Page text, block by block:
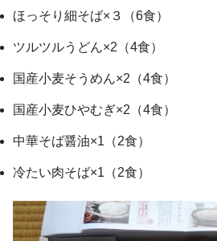
ほっそり細そば×３（6食）
ツルツルうどん×2（4食）
国産小麦そうめん×2（4食）
国産小麦ひやむぎ×2（4食）
中華そば醤油×1（2食）
冷たい肉そば×1（2食）